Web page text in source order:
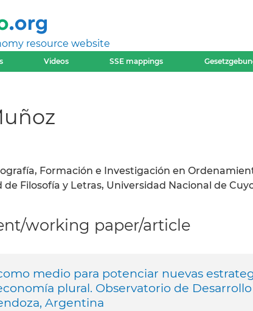
resource website
Videos SSE mappings
Formación e Investigación en
de Filosofía y Letras, Universidad Nacional de
working paper/article
medio para potenciar nuevas
plural. Observatorio de
Argentina